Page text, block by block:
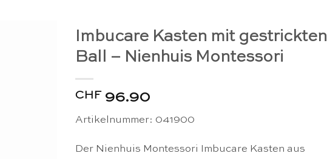
Imbucare Kasten mit gestrickten
Ball – Nienhuis Montessori
CHF 96.90
Artikelnummer: 041900
Der Nienhuis Montessori Imbucare Kasten aus